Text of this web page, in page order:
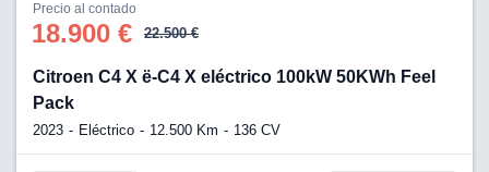
Precio al contado
18.900 € 22.500 €
Citroen C4 X ë-C4 X eléctrico 100kW 50KWh Feel
Pack
2023 Eléctrico 12.500 Km 136 CV